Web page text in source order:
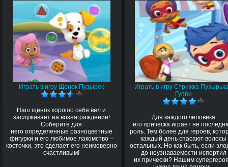
Играть в игру Щенок Пузырёк
Наш щенок хорошо себя вел и
заслуживает на вознаграждение!
Соберите для
него определенные разноцветные
фигурки и его любимое лакомство –
косточки, это сделает его неимоверно
счастливым!
Играть в игру Стрижка
Гуппи
Для каждого человека
его прическа играет не
роль. Тем более для героев,
каждый день спасают волосы
остальных. Но как быть, если
до неузнаваемости испортил
их прически? Нашим